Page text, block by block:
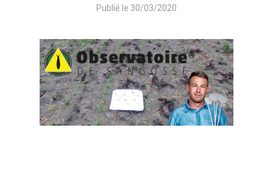
Publié le 30/03/2020